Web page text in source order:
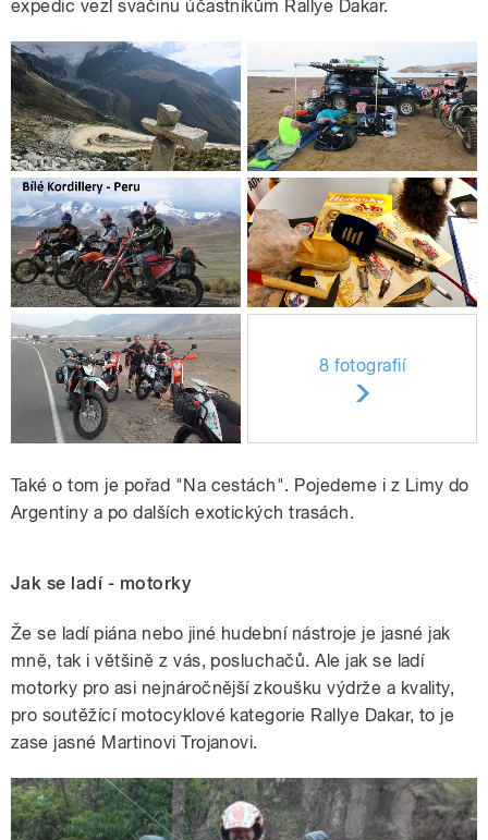
expedic vezl svačinu účastníkům Rallye Dakar.
8 fotografií
Také o tom je pořad "Na cestách". Pojedeme i z Limy do
Argentiny a po dalších exotických trasách.
Jak se ladí - motorky
Že se ladí piána nebo jiné hudební nástroje je jasné jak
mně, tak i většině z vás, posluchačů. Ale jak se ladí
motorky pro asi nejnáročnější zkoušku výdrže a kvality,
pro soutěžící motocyklové kategorie Rallye Dakar, to je
zase jasné Martinovi Trojanovi.